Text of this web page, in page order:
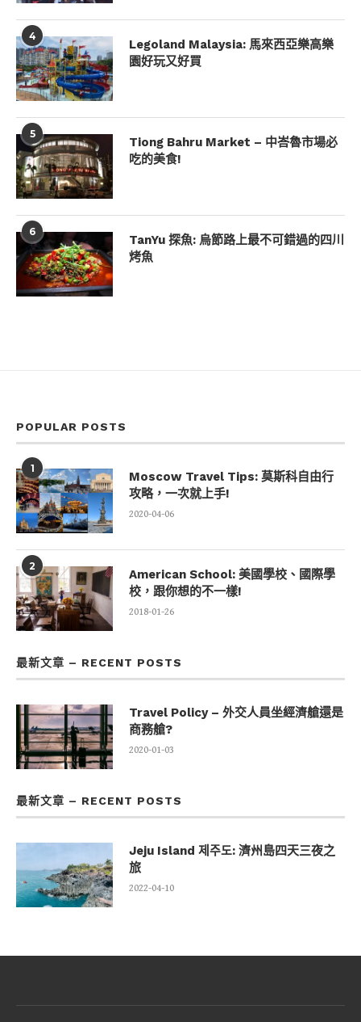
4
Legoland Malaysia: 馬來西亞樂高樂
園好玩又好買
5
Tiong Bahru Market – 中峇魯市場必
吃的美食!
6
TanYu 探魚: 烏節路上最不可錯過的四川
烤魚
POPULAR POSTS
1
Moscow Travel Tips: 莫斯科自由行
攻略，一次就上手!
2020-04-06
2
American School: 美國學校、國際學
校，跟你想的不一樣!
2018-01-26
最新文章 – RECENT POSTS
Travel Policy – 外交人員坐經濟艙還是
商務艙?
2020-01-03
最新文章 – RECENT POSTS
Jeju Island 제주도: 濟州島四天三夜之
旅
2022-04-10